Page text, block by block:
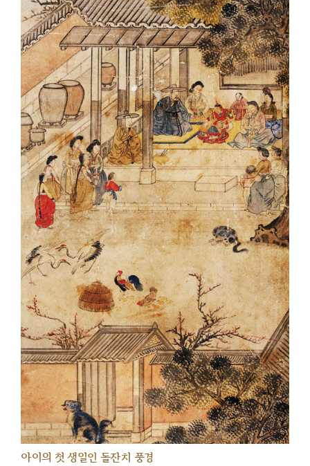
아이의 첫 생일인 돌잔치 풍경